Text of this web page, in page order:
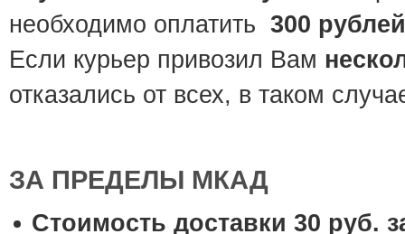
необходимо оплатить 300
Если курьер привозил Вам
отказались от всех, в таком
ЗА ПРЕДЕЛЫ МКАД
Cтоимость доставки 30 руб.